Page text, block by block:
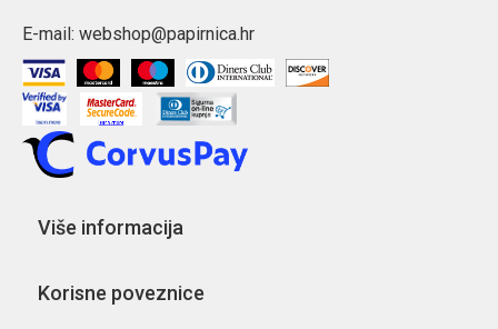
E-mail: webshop@papirnica.hr
Više informacija
Korisne poveznice